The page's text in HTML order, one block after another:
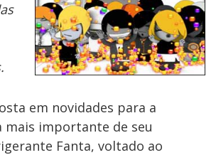
em novidades para a
mais importante de seu
Fanta, voltado ao